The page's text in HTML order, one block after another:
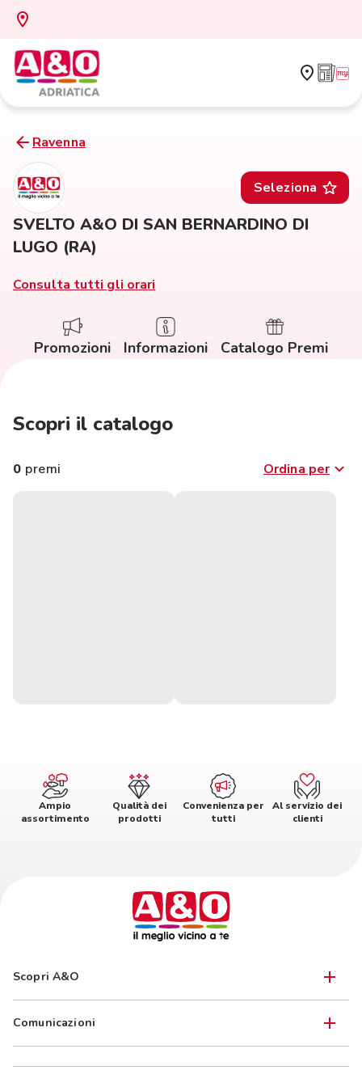
Ravenna
Seleziona
SVELTO A&O DI SAN BERNARDINO DI
LUGO (RA)
Consulta tutti gli orari
Promozioni Informazioni Catalogo Premi
Scopri il catalogo
0 premi Ordina per
Ampio
assortimento
Qualità dei
prodotti
Convenienza per
tutti
Al servizio dei
clienti
Scopri A&O
Comunicazioni